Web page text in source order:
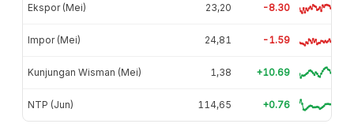
Ekspor (Mei) 23,20 -8.30
Impor (Mei) 24,81 -1.59
Kunjungan Wisman (Mei) 1,38 +10.69
NTP (Jun) 114,65 +0.76